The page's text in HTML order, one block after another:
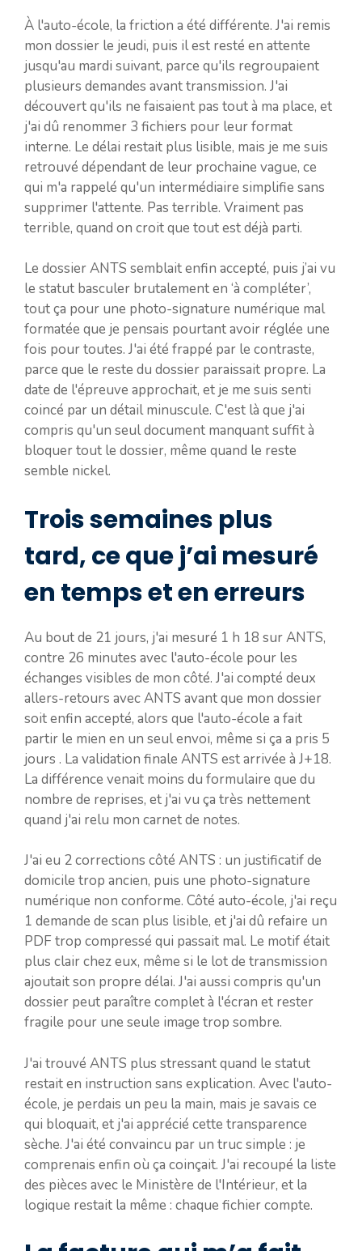
À l'auto-école, la friction a été différente. J'ai remis
mon dossier le jeudi, puis il est resté en attente
jusqu'au mardi suivant, parce qu'ils regroupaient
plusieurs demandes avant transmission. J'ai
découvert qu'ils ne faisaient pas tout à ma place, et
j'ai dû renommer 3 fichiers pour leur format
interne. Le délai restait plus lisible, mais je me suis
retrouvé dépendant de leur prochaine vague, ce
qui m'a rappelé qu'un intermédiaire simplifie sans
supprimer l'attente. Pas terrible. Vraiment pas
terrible, quand on croit que tout est déjà parti.
Le dossier ANTS semblait enfin accepté, puis j’ai vu
le statut basculer brutalement en ‘à compléter’,
tout ça pour une photo-signature numérique mal
formatée que je pensais pourtant avoir réglée une
fois pour toutes. J'ai été frappé par le contraste,
parce que le reste du dossier paraissait propre. La
date de l'épreuve approchait, et je me suis senti
coincé par un détail minuscule. C'est là que j'ai
compris qu'un seul document manquant suffit à
bloquer tout le dossier, même quand le reste
semble nickel.
Trois semaines plus
tard, ce que j’ai mesuré
en temps et en erreurs
Au bout de 21 jours, j'ai mesuré 1 h 18 sur ANTS,
contre 26 minutes avec l'auto-école pour les
échanges visibles de mon côté. J'ai compté deux
allers-retours avec ANTS avant que mon dossier
soit enfin accepté, alors que l'auto-école a fait
partir le mien en un seul envoi, même si ça a pris 5
jours . La validation finale ANTS est arrivée à J+18.
La différence venait moins du formulaire que du
nombre de reprises, et j'ai vu ça très nettement
quand j'ai relu mon carnet de notes.
J'ai eu 2 corrections côté ANTS : un justificatif de
domicile trop ancien, puis une photo-signature
numérique non conforme. Côté auto-école, j'ai reçu
1 demande de scan plus lisible, et j'ai dû refaire un
PDF trop compressé qui passait mal. Le motif était
plus clair chez eux, même si le lot de transmission
ajoutait son propre délai. J'ai aussi compris qu'un
dossier peut paraître complet à l'écran et rester
fragile pour une seule image trop sombre.
J'ai trouvé ANTS plus stressant quand le statut
restait en instruction sans explication. Avec l'auto-
école, je perdais un peu la main, mais je savais ce
qui bloquait, et j'ai apprécié cette transparence
sèche. J'ai été convaincu par un truc simple : je
comprenais enfin où ça coinçait. J'ai recoupé la liste
des pièces avec le Ministère de l'Intérieur, et la
logique restait la même : chaque fichier compte.